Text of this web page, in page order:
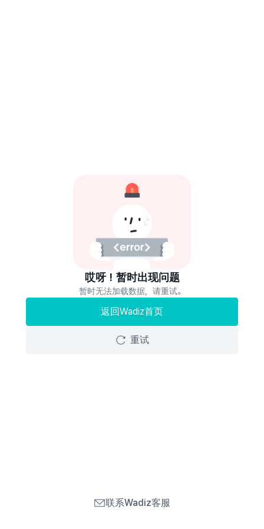
哎呀！暂时出现问题
暂时无法加载数据，请重试。
返回Wadiz首页
重试
联系Wadiz客服